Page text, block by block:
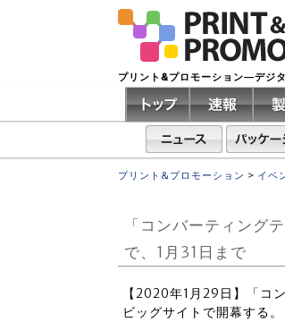
プリント&プロモーション―デジ
プリント&プロモーション > イベ
「コンバーティン
で、1月31日まで
【2020年1月29日】「コ
ビッグサイトで開幕する。